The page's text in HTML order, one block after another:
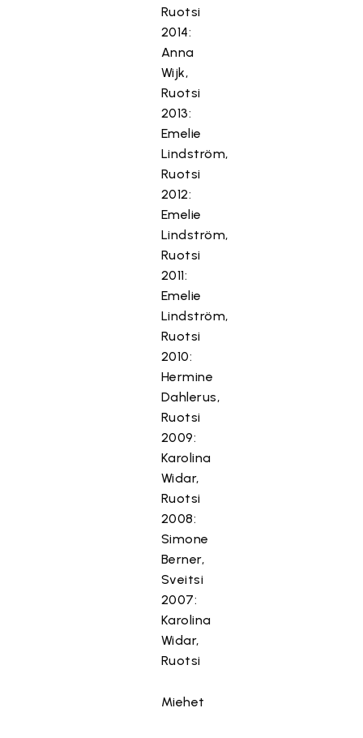
Ruotsi
2014:
Anna
Wijk,
Ruotsi
2013:
Emelie
Lindström,
Ruotsi
2012:
Emelie
Lindström,
Ruotsi
2011:
Emelie
Lindström,
Ruotsi
2010:
Hermine
Dahlerus,
Ruotsi
2009:
Karolina
Widar,
Ruotsi
2008:
Simone
Berner,
Sveitsi
2007:
Karolina
Widar,
Ruotsi
Miehet